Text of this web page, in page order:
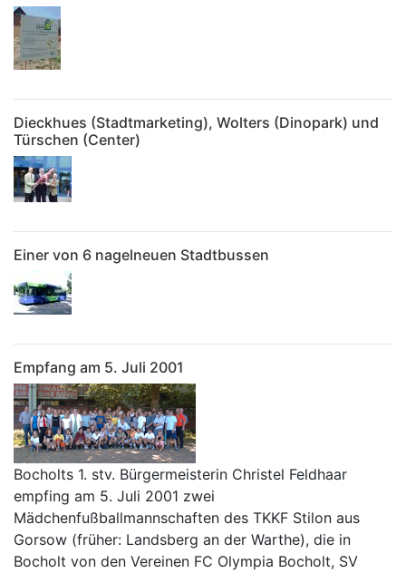
Dieckhues (Stadtmarketing), Wolters (Dinopark) und
Türschen (Center)
Einer von 6 nagelneuen Stadtbussen
Empfang am 5. Juli 2001
Bocholts 1. stv. Bürgermeisterin Christel Feldhaar
empfing am 5. Juli 2001 zwei
Mädchenfußballmannschaften des TKKF Stilon aus
Gorsow (früher: Landsberg an der Warthe), die in
Bocholt von den Vereinen FC Olympia Bocholt, SV